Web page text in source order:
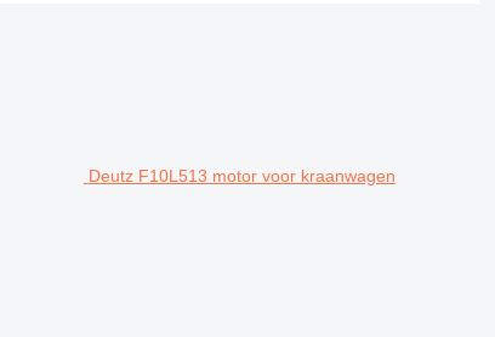
Deutz F10L513 motor voor kraanwagen